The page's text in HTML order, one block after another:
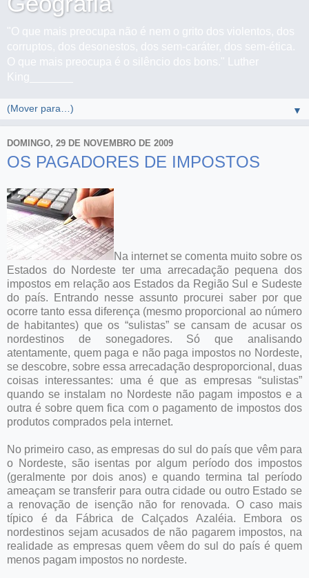
"O que mais preocupa não é nem o grito dos violentos, dos
corruptos, dos desonestos, dos sem-caráter, dos sem-ética.
O que mais preocupa é o silêncio dos bons." Luther
King_______
▼
DOMINGO, 29 DE NOVEMBRO DE 2009
OS PAGADORES DE IMPOSTOS
Na internet se comenta muito sobre os
Estados do Nordeste ter uma arrecadação pequena dos
impostos em relação aos Estados da Região Sul e Sudeste
do país. Entrando nesse assunto procurei saber por que
ocorre tanto essa diferença (mesmo proporcional ao número
de habitantes) que os “sulistas” se cansam de acusar os
nordestinos de sonegadores. Só que analisando
atentamente, quem paga e não paga impostos no Nordeste,
se descobre, sobre essa arrecadação desproporcional, duas
coisas interessantes: uma é que as empresas “sulistas”
quando se instalam no Nordeste não pagam impostos e a
outra é sobre quem fica com o pagamento de impostos dos
produtos comprados pela internet.
No primeiro caso, as empresas do sul do país que vêm para
o Nordeste, são isentas por algum período dos impostos
(geralmente por dois anos) e quando termina tal período
ameaçam se transferir para outra cidade ou outro Estado se
a renovação de isenção não for renovada. O caso mais
típico é da Fábrica de Calçados Azaléia. Embora os
nordestinos sejam acusados de não pagarem impostos, na
realidade as empresas quem vêem do sul do país é quem
menos pagam impostos no nordeste.